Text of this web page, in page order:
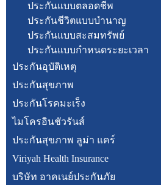
ประกันแบบตลอดชีพ
ประกันชีวิตแบบบำนาญ
ประกันแบบสะสมทรัพย์
ประกันแบบกำหนดระยะเวลา
ประกันอุบัติเหตุ
ประกันสุขภาพ
ประกันโรคมะเร็ง
ไมโครอินชัวรันส์
ประกันสุขภาพ ลูม่า แคร์
Viriyah Health Insurance
บริษัท อาคเนย์ประกันภัย